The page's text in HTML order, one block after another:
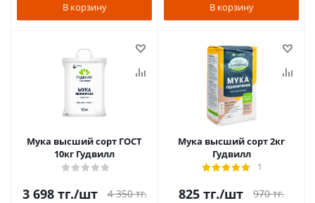
В корзину В корзину
Мука высший сорт ГОСТ
10кг Гудвилл
3 698тг./шт 4 350тг.
Мука высший сорт 2кг
Гудвилл
1
825 тг./шт 970тг.